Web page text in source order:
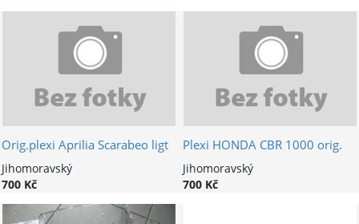
Orig.plexi Aprilia Scarabeo ligt
Jihomoravský
700 Kč
Plexi HONDA CBR 1000 orig.
Jihomoravský
700 Kč